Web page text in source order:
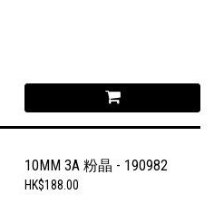
10MM 3A 粉晶 - 190982
HK$188.00